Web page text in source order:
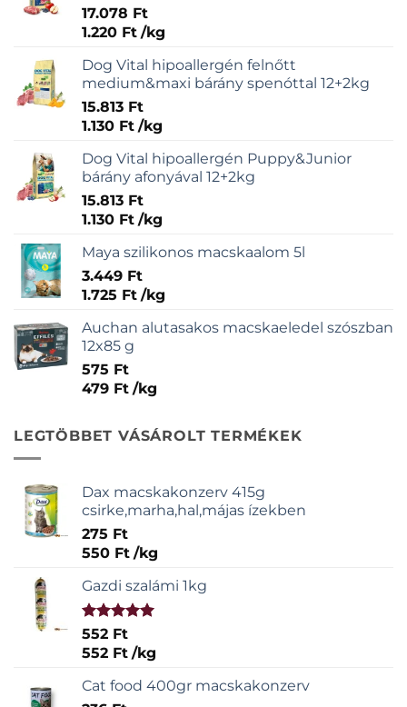
17.078 Ft
1.220 Ft /kg
Dog Vital hipoallergén felnőtt
medium&maxi bárány spenóttal 12+2kg
15.813 Ft
1.130 Ft /kg
Dog Vital hipoallergén Puppy&Junior
bárány afonyával 12+2kg
15.813 Ft
1.130 Ft /kg
Maya szilikonos macskaalom 5l
3.449 Ft
1.725 Ft /kg
Auchan alutasakos macskaeledel szószban
12x85 g
575 Ft
479 Ft /kg
LEGTÖBBET VÁSÁROLT TERMÉKEK
Dax macskakonzerv 415g
csirke,marha,hal,májas ízekben
275 Ft
550 Ft /kg
Gazdi szalámi 1kg
Értékelés:
5.00/ 5
552 Ft
552 Ft /kg
Cat food 400gr macskakonzerv